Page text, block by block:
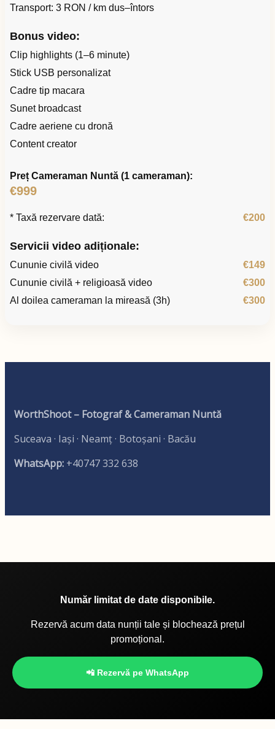
Transport: 3 RON / km dus–întors
Bonus video:
Clip highlights (1–6 minute)
Stick USB personalizat
Cadre tip macara
Sunet broadcast
Cadre aeriene cu dronă
Content creator
Preț Cameraman Nuntă (1 cameraman):
€999
* Taxă rezervare dată: €200
Servicii video adiționale:
Cununie civilă video
€149
Cununie civilă + religioasă video
€300
Al doilea cameraman la mireasă (3h)
€300
WorthShoot – Fotograf & Cameraman Nuntă
Suceava · Iași · Neamț · Botoșani · Bacău
WhatsApp: +40747 332 638
Număr limitat de date disponibile.
Rezervă acum data nunții tale și blochează prețul
promoțional.
📲 Rezervă pe WhatsApp